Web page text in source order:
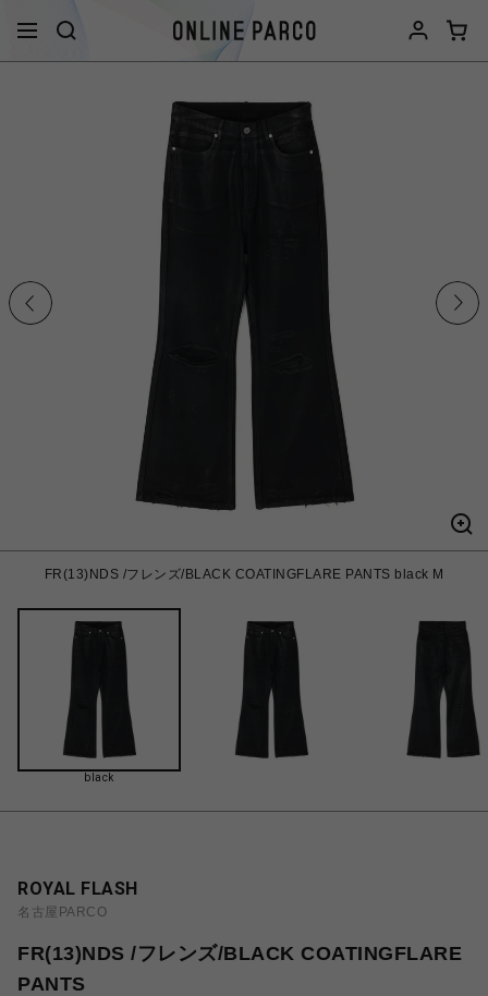
FR(13)NDS /フレンズ/BLACK COATINGFLARE PANTS black M
black
ROYAL FLASH
名古屋PARCO
FR(13)NDS /フレンズ/BLACK COATINGFLARE
PANTS